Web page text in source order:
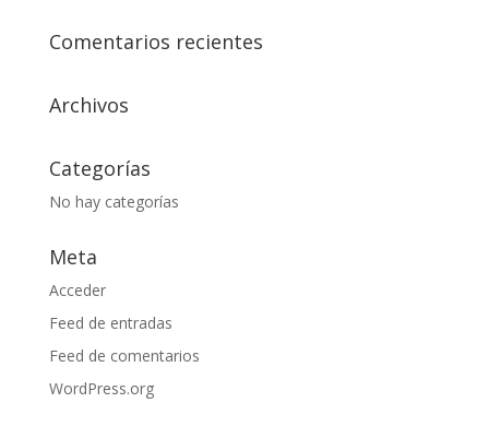
Comentarios recientes
Archivos
Categorías
No hay categorías
Meta
Acceder
Feed de entradas
Feed de comentarios
WordPress.org